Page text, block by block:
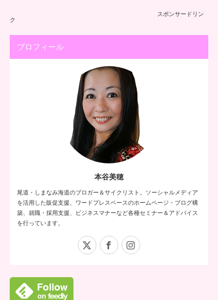
スポンサードリン
ク
プロフィール
本谷美穂
尾道・しまなみ海道のブロガー＆サイクリスト。ソーシャルメディア
を活用した販促支援、ワードプレスベースのホームページ・ブログ構
築、就職・採用支援、ビジネスマナーなど各種セミナー＆アドバイス
を行っています。
Facebook